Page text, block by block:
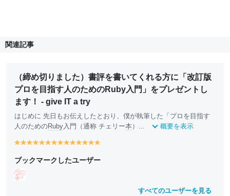
関連記事
（締め切りました）書評を書いてくれる方に「改訂版
プロを目指す人のためのRuby入門」をプレゼントし
ます！ - give IT a try
はじめに 先日もお伝えしたとおり、僕が執筆した「プロを目指す
人のためのRuby入門（通称 チェリー本 ）... 概要を表示
y
ll
o
w
y
ll
o
w
y
ll
y
ll
y
ll
y
ll
y
ll
y
ll
y
ll
y
ll
y
ll
y
ll
y
ll ll
ブックマークしたユーザー
すべてのユーザーを見る